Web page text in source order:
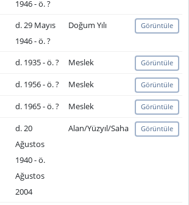
1946 - ö. ?
d. 29 Mayıs
1946 - ö. ?
Doğum Yılı Görüntüle
d. 1935 - ö. ? Meslek Görüntüle
d. 1956 - ö. ? Meslek Görüntüle
d. 1965 - ö. ? Meslek Görüntüle
d. 20
Ağustos
1940 - ö.
Ağustos
2004
Alan/Yüzyıl/Saha Görüntüle